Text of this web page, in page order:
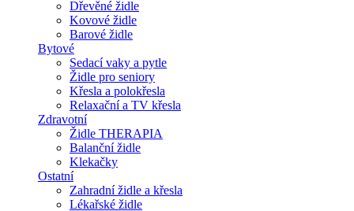
Dřevěné židle
Kovové židle
Barové židle
Bytové
Sedací vaky a pytle
Židle pro seniory
Křesla a polokřesla
Relaxační a TV křesla
Zdravotní
Židle THERAPIA
Balanční židle
Klekačky
Ostatní
Zahradní židle a křesla
Lékařské židle